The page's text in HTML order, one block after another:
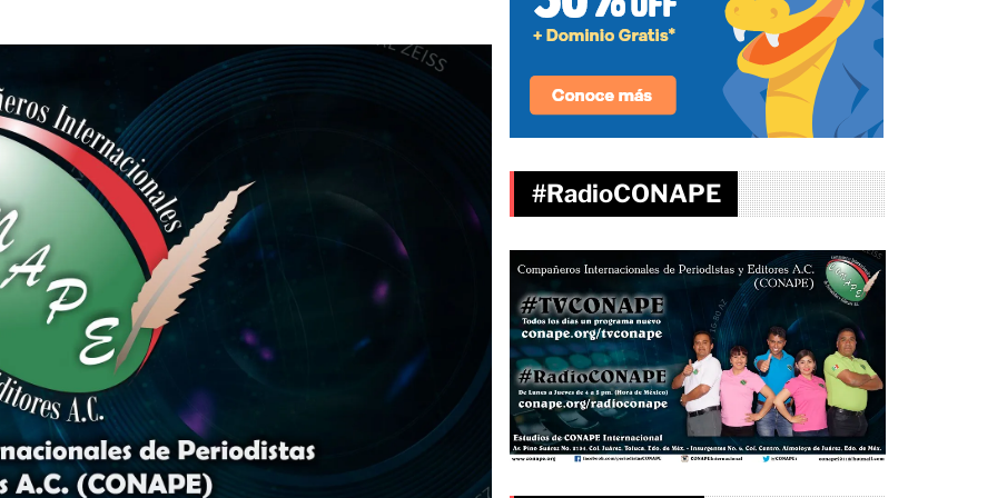
#RadioCONAPE